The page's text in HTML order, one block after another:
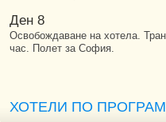
Ден 8
Освобождаване на хотела.
час. Полет за София.
ХОТЕЛИ ПО